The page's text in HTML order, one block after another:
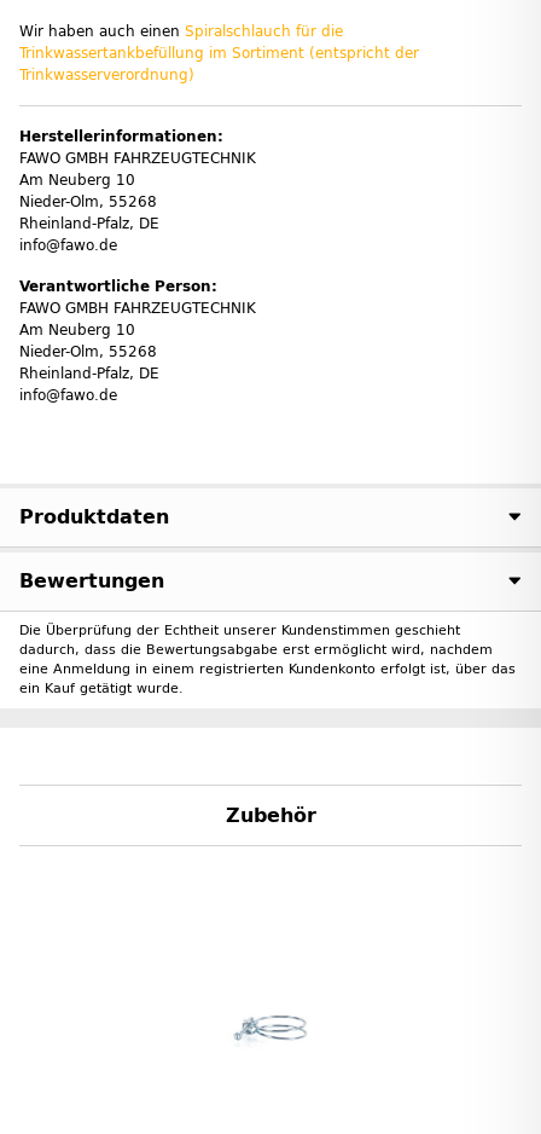
Wir haben auch einen Spiralschlauch für die
Trinkwassertankbefüllung im Sortiment (entspricht der
Trinkwasserverordnung)
Herstellerinformationen:
FAWO GMBH FAHRZEUGTECHNIK
Am Neuberg 10
Nieder-Olm, 55268
Rheinland-Pfalz, DE
info@fawo.de
Verantwortliche Person:
FAWO GMBH FAHRZEUGTECHNIK
Am Neuberg 10
Nieder-Olm, 55268
Rheinland-Pfalz, DE
info@fawo.de
Produktdaten
Bewertungen
Die Überprüfung der Echtheit unserer Kundenstimmen geschieht
dadurch, dass die Bewertungsabgabe erst ermöglicht wird, nachdem
eine Anmeldung in einem registrierten Kundenkonto erfolgt ist, über das
ein Kauf getätigt wurde.
Zubehör